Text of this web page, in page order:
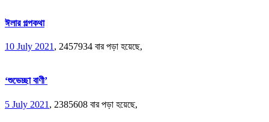
ঈলার গল্পকথা
10 July 2021 , 2457934 বার পড়া হয়েছে,
‘শুভেচ্ছা বাণী’
5 July 2021 , 2385608 বার পড়া হয়েছে,